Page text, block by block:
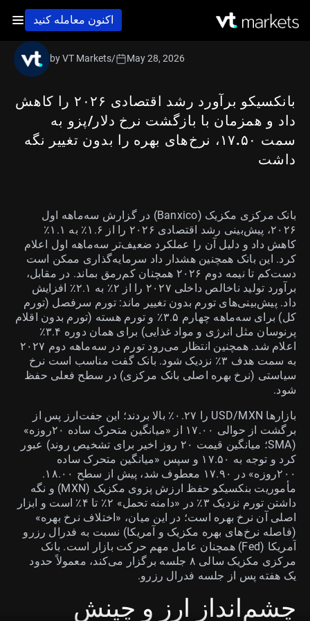
اکنون معامله کنید
بانکسیکو برآورد رشد اقتصادی ۲۰۲۶ را کاهش
داد و همزمان با بازگشت نرخ دلار/پزو به
سمت ۱۷.۵۰، نرخ‌های بهره را بدون تغییر نگه
داشت
by VT Markets/ May 28, 2026
بانک مرکزی مکزیک (Banxico) در گزارش سه‌ماهه اول
۲۰۲۶، پیش‌بینی رشد اقتصادی ۲۰۲۶ را از ۱.۶٪ به ۱.۱٪
کاهش داد و دلیل آن را عملکرد ضعیف‌تر سه‌ماهه اول اعلام
کرد. این بانک همچنین هشدار داد سرمایه‌گذاری ممکن است
دست‌کم تا نیمه دوم ۲۰۲۶ همچنان کم‌رمق بماند. در مقابل،
برآورد تولید ناخالص داخلی ۲۰۲۷ را از ۲٪ به ۲.۱٪ افزایش
داد. پیش‌بینی‌های تورم بدون تغییر ماند: تورم سرفصل (تورم
کل) برای سه‌ماهه چهارم ۳.۵٪ و تورم هسته (تورم بدون اقلام
پرنوسان مثل انرژی و مواد غذایی) برای همان دوره ۳.۴٪
اعلام شد. همچنین انتظار می‌رود تورم در سه‌ماهه دوم ۲۰۲۷
به سمت هدف ۳٪ نزدیک شود. بانک گفت مناسب است نرخ
سیاستی (نرخ بهره اصلی بانک مرکزی) در سطح فعلی حفظ
شود.
بازارها USD/MXN را ۰.۲۷٪ بالا بردند؛ این جفت‌ارز پس از
برگشت از حوالی ۱۷.۰۰ از «میانگین متحرک ساده ۲۰روزه»
(SMA؛ میانگین قیمت ۲۰ روز اخیر برای تشخیص روند) عبور
کرد و توجه به ۱۷.۵۰ و سپس «میانگین متحرک ساده
۲۰۰روزه» در ۱۷.۹۰ معطوف شد، پیش از سطح ۱۸.۰۰.
مأموریت بنکسیکو حفظ ارزش پزوی مکزیک (MXN) و نگه
داشتن تورم نزدیک ۳٪ در «دامنه تحمل» ۲٪ تا ۴٪ است و ابزار
اصلی آن نرخ بهره است؛ در این میان، «اختلاف نرخ بهره»
(فاصله نرخ‌های بهره مکزیک و آمریکا) نسبت به فدرال رزرو
آمریکا (Fed) همچنان عامل مهم حرکت بازار است. بانک
مرکزی مکزیک سالی ۸ جلسه برگزار می‌کند، معمولاً حدود
یک هفته پس از جلسه فدرال رزرو.
چشم‌انداز ارز و چینش